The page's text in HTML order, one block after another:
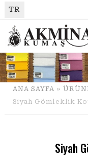
TR
ANA SAYFA »
Siyah Gömleklik
Siyah